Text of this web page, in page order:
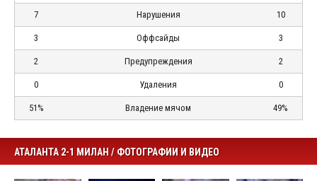
7 Нарушения 10
3 Оффсайды 3
2 Предупреждения 2
0 Удаления 0
51% Владение мячом 49%
АТАЛАНТА 2-1 МИЛАН / ФОТОГРАФИИ И ВИДЕО